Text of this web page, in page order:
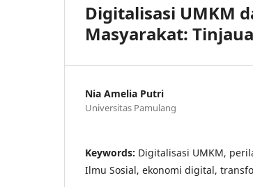
Digitalisasi UMKM
Masyarakat:
Nia Amelia Putri
Universitas Pamulang
Keywords: Digitalisasi UMKM,
Ilmu Sosial, ekonomi digital,